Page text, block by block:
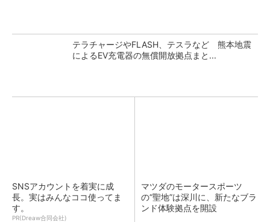
テラチャージやFLASH、テスラなど 熊本地震
によるEV充電器の無償開放拠点まと...
SNSアカウントを着実に成
長。実はみんなココ使ってま
す。
PR(Dreaw合同会社)
マツダのモータースポーツ
の“聖地”は深川に、新たなブラ
ンド体験拠点を開設